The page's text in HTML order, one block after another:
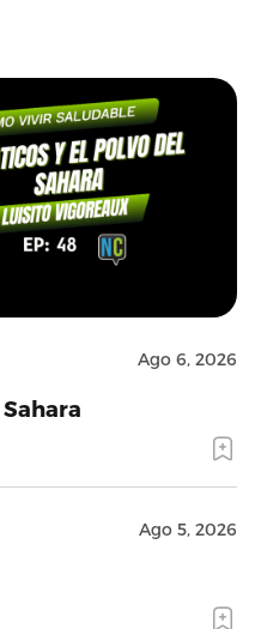
Ago 6, 2026
Ago 5, 2026